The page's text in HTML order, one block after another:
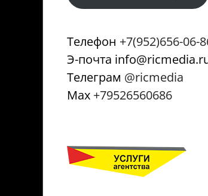
Телефон +7(952)656-06-
Э-почта
Телеграм @ricmedia
Мах +79526560686